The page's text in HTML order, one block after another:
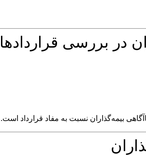
در بررسی قراردادها
بیمه‌گذاران نسبت به مفاد قرارداد است.